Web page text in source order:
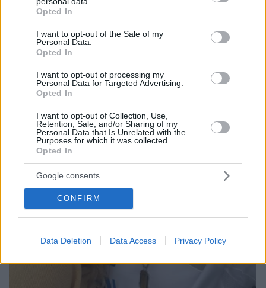
grant or deny consent to Google and its third-party tags to
use your data for below specified purposes in below Google
consent section.
Opted In
I want to opt-out of the Sale of my
Personal Data.
Opted In
I want to opt-out of processing my
Personal Data for Targeted Advertising.
Opted In
I want to opt-out of Collection, Use,
Retention, Sale, and/or Sharing of my
Personal Data that Is Unrelated with the
Purposes for which it was collected.
Opted In
Google consents
CONFIRM
Data Deletion Data Access Privacy Policy
ΤΑ ΠΙΟ ΔΗΜΟΦΙΛΗ